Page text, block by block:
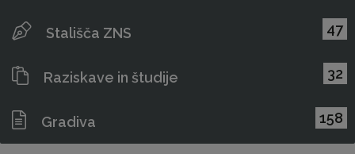
Stališča ZNS 47
Raziskave in študije 32
Gradiva 158